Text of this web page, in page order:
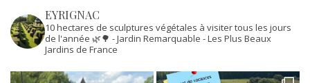
EYRIGNAC
10 hectares de sculptures végétales à visiter tous les jours
de l'année 🌿🌳 - Jardin Remarquable - Les Plus Beaux
Jardins de France